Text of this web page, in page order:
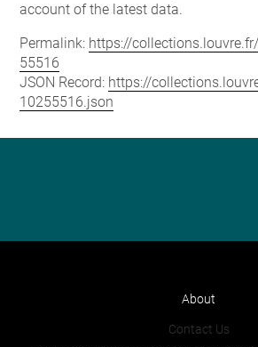
account of the latest data.
Permalink: https://
55516
JSON Record: https://
10255516.json
About
Contact Us